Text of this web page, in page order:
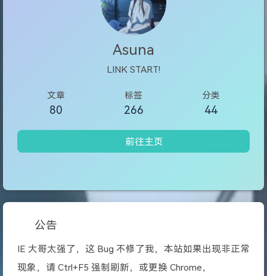
Asuna
LINK START!
文章
80
标签
266
分类
44
前往主页
公告
IE 大哥太强了，这 Bug 不修了我，本站如果出现非正常
现象，请 Ctrl+F5 强制刷新，或更换 Chrome，